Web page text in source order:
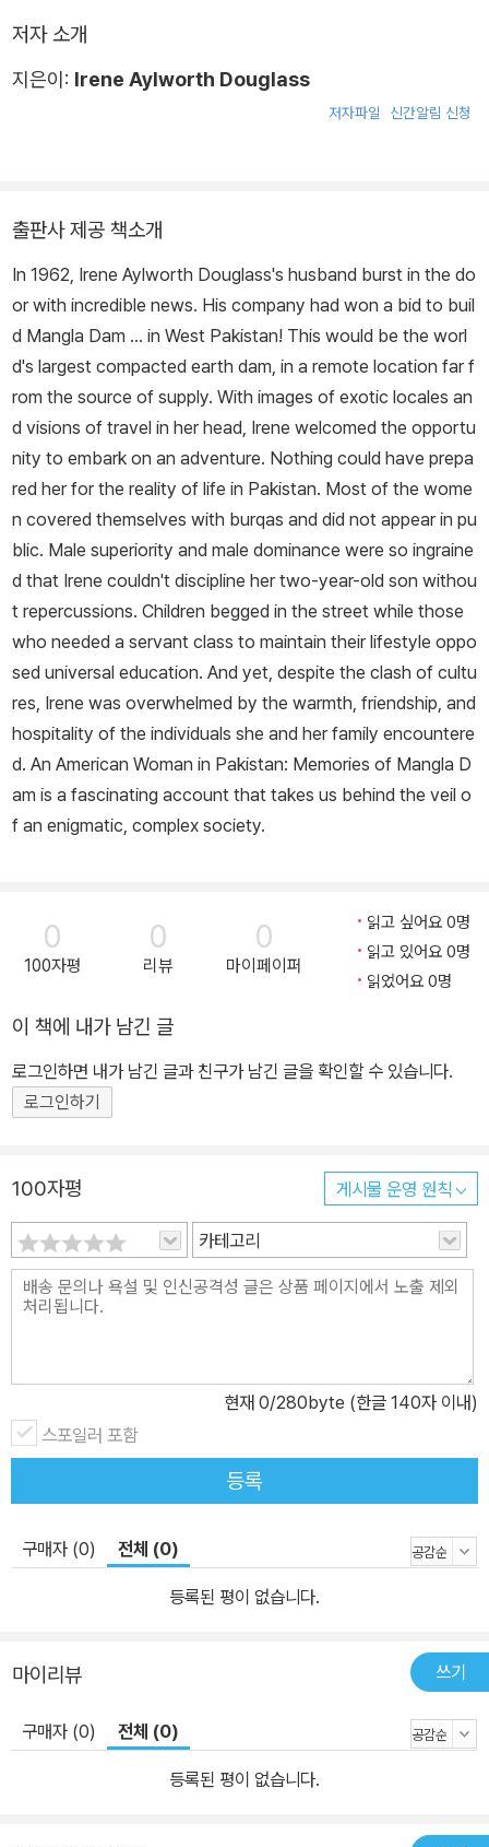
저자 소개
지은이: Irene Aylworth Douglass
저자파일 신간알림 신청
출판사 제공 책소개
In 1962, Irene Aylworth Douglass's husband burst in the do
or with incredible news. His company had won a bid to buil
d Mangla Dam ... in West Pakistan! This would be the worl
d's largest compacted earth dam, in a remote location far f
rom the source of supply. With images of exotic locales an
d visions of travel in her head, Irene welcomed the opportu
nity to embark on an adventure. Nothing could have prepa
red her for the reality of life in Pakistan. Most of the wome
n covered themselves with burqas and did not appear in pu
blic. Male superiority and male dominance were so ingraine
d that Irene couldn't discipline her two-year-old son withou
t repercussions. Children begged in the street while those
who needed a servant class to maintain their lifestyle oppo
sed universal education. And yet, despite the clash of cultu
res, Irene was overwhelmed by the warmth, friendship, and
hospitality of the individuals she and her family encountere
d. An American Woman in Pakistan: Memories of Mangla D
am is a fascinating account that takes us behind the veil o
f an enigmatic, complex society.
0
100자평
0
리뷰
0
마이페이퍼
읽고 싶어요 0명
읽고 있어요 0명
읽었어요 0명
이 책에 내가 남긴 글
로그인하면 내가 남긴 글과 친구가 남긴 글을 확인할 수 있습니다.
로그인하기
100자평 게시물 운영 원칙
카테고리
현재 0/280byte (한글 140자 이내)
스포일러 포함
등록
구매자 (0) 전체 (0)
등록된 평이 없습니다.
마이리뷰 쓰기
구매자 (0) 전체 (0)
등록된 평이 없습니다.